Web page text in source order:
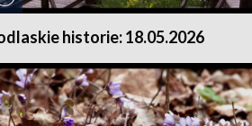
historie: 18.05.2026